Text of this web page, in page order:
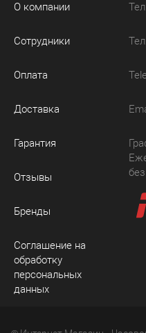
О компании
Сотрудники
Оплата
Доставка
Гарантия
Отзывы
Бренды
Соглашение на
обработку
персональных
данных